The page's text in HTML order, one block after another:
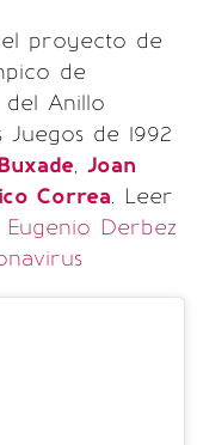
proyecto de
de
Anillo
de 1992
, Joan
Correa. Leer
Derbez